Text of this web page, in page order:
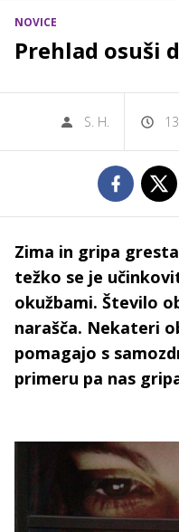
NOVICE
Prehlad osuši
S. H.
Zima in gripa
težko se je
okužbami. Število
narašča. Nekateri
pomagajo s
primeru pa nas